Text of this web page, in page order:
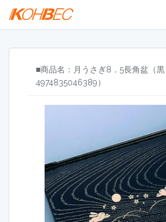
■商品名：月うさぎ8．5長角盆（黒
4974835046389）